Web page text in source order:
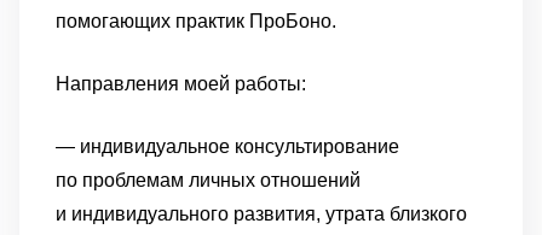
помогающих практик ПроБоно.
Направления моей работы:
— индивидуальное консультирование
по проблемам личных отношений
и индивидуального развития, утрата близкого